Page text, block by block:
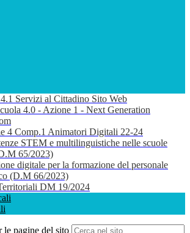
Servizi al Cittadino Sito Web
4.0 - Azione 1 - Next Generation
4 Comp.1 Animatori Digitali 22-24
STEM e multilinguistiche nelle scuole
65/2023)
digitale per la formazione del personale
(D.M 66/2023)
DM 19/2024
le pagine del sito